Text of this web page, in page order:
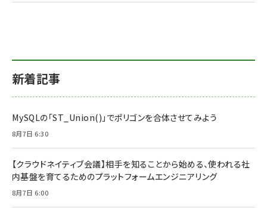
新着記事
MySQLの「ST_Union()」でポリゴンを合体させてみよう
8月7日 6:30
【クラウドネイティブ会議】相手を知ることから始める、使われる社
内基盤を育てるためのプラットフォームエンジニアリング
8月7日 6:00